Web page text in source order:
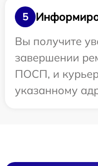
5
Вы получите
завершении
ПОСП, и
указанному